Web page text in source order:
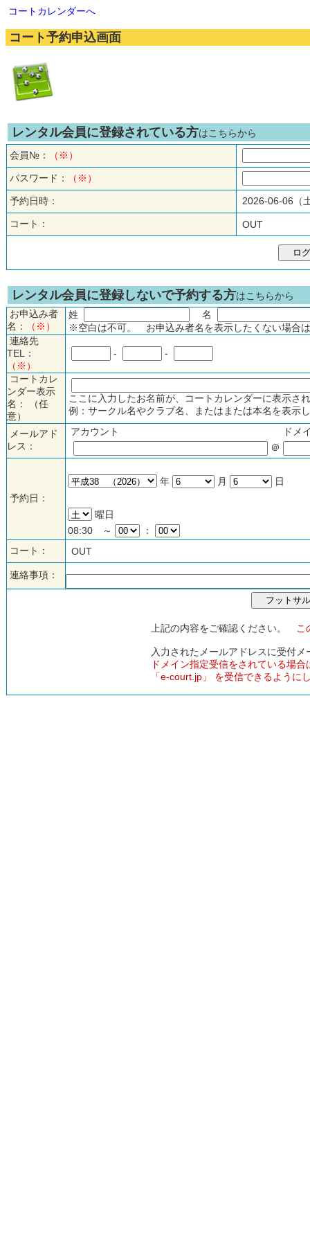
コートカレンダーへ
コート予約申込画面
レンタル会員に登録されている方はこちらから
会員№：
（※）
パスワード： （※）
予約日時： 2026-06-06
コート： OUT
レンタル会員に登録しないで予約する方はこちらから
お申込み者
名：
（※）
姓
名
※空白は不可。 お申込み者名を表示したくない場合
連絡先
TEL：
（※）
- -
コートカレ
ンダー表示
名： （任
意）
ここに入力したお名前が、コートカレンダーに表示
例：サークル名やクラブ名、またはまたは本名を表示
メールアド
レス：
アカウント
ドメ
＠
予約日：
年 月 日
曜日
08:30 ～
：
コート：
OUT
連絡事項：
上記の内容をご確認ください。 こ
入力されたメールアドレスに受付
ドメイン指定受信をされている場合
「e-court.jp」 を受信できるように